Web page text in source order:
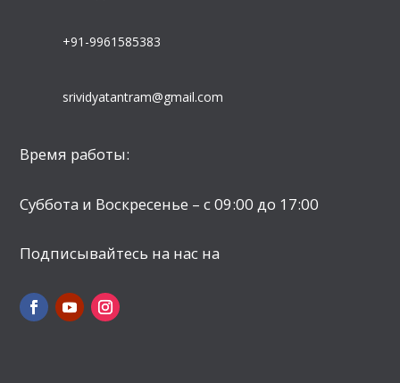
+91-9961585383
srividyatantram@gmail.com
Время работы:
Суббота и Воскресенье – с 09:00 до 17:00
Подписывайтесь на нас на